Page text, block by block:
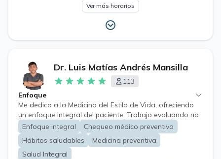
Ver más horarios
Dr. Luis Matías Andrés Mansilla
113
Enfoque
Me dedico a la Medicina del Estilo de Vida, ofreciendo
un enfoque integral del paciente. Trabajo evaluando no
solo la enfermedad, sino su contexto familiar, hábitos de
sueño, actividad física y alimentación, y cómo estos
factores influyen en su salud. Con esa información
diseño planes personalizados de prevención y manejo
Enfoque integral
Chequeo médico preventivo
Hábitos saludables
Medicina preventiva
Salud Integral